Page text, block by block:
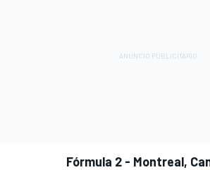
Fórmula 2 - Montreal,